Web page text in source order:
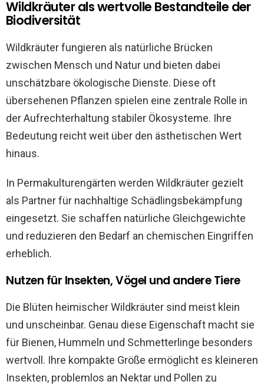
Wildkräuter als wertvolle Bestandteile der
Biodiversität
Wildkräuter fungieren als natürliche Brücken
zwischen Mensch und Natur und bieten dabei
unschätzbare ökologische Dienste. Diese oft
übersehenen Pflanzen spielen eine zentrale Rolle in
der Aufrechterhaltung stabiler Ökosysteme. Ihre
Bedeutung reicht weit über den ästhetischen Wert
hinaus.
In Permakulturengärten werden Wildkräuter gezielt
als Partner für nachhaltige Schädlingsbekämpfung
eingesetzt. Sie schaffen natürliche Gleichgewichte
und reduzieren den Bedarf an chemischen Eingriffen
erheblich.
Nutzen für Insekten, Vögel und andere Tiere
Die Blüten heimischer Wildkräuter sind meist klein
und unscheinbar. Genau diese Eigenschaft macht sie
für Bienen, Hummeln und Schmetterlinge besonders
wertvoll. Ihre kompakte Größe ermöglicht es kleineren
Insekten, problemlos an Nektar und Pollen zu